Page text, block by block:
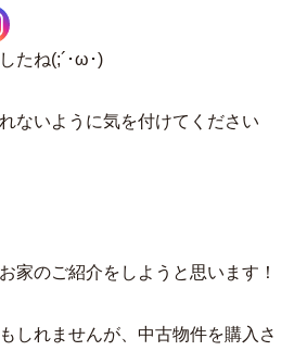
たね(;´･ω･)
ないように気を付けてください
家のご紹介をしようと思います！
しれませんが、中古物件を購入さ